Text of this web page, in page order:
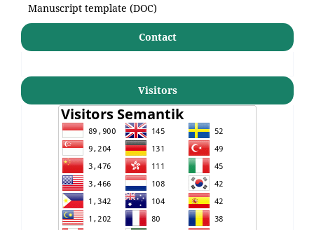
Manuscript template (DOC)
Contact
Visitors